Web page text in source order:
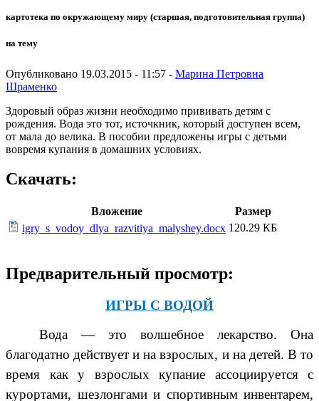
картотека по окружающему миру (старшая, подготовительная группа)
на тему
Опубликовано 19.03.2015 - 11:57 - Марина Петровна
Шраменко
Здоровый образ жизни необходимо прививать детям с
рождения. Вода это тот, источкник, который доступен всем,
от мала до велика. В пособии предложены игры с детьми
вовремя купания в домашних условиях.
Скачать:
Вложение
Размер
igry_s_vodoy_dlya_razvitiya_malyshey.docx 120.29 КБ
Предварительный просмотр:
ИГРЫ С ВОДОЙ
Вода — это волшебное лекарство. Она
благодатно действует и на взрослых, и на детей. В то
время как у взрослых купание ассоциируется с
курортами, шезлонгами и спортивным инвентарем,